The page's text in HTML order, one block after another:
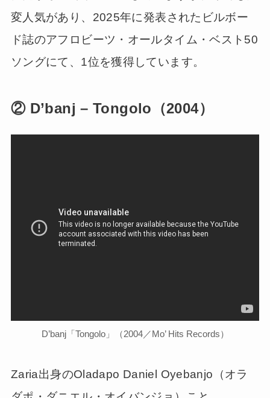
変人気があり、2025年に発表されたビルボー
ド誌のアフロビーツ・オールタイム・ベスト50
ソングにて、1位を獲得しています。
② D’banj – Tongolo（2004）
D’banj「Tongolo」（2004／Mo’ Hits Records）
Zaria出身のOladapo Daniel Oyebanjo（オラ